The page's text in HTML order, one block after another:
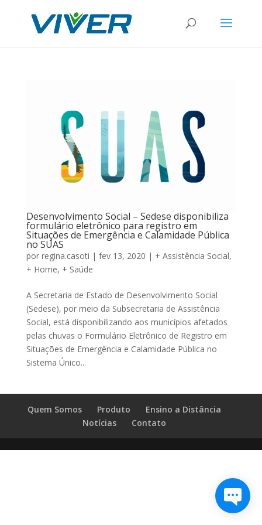
Desenvolvimento Social – Sedese disponibiliza
formulário eletrônico para registro em
Situações de Emergência e Calamidade Pública
no SUAS
por regina.casoti | fev 13, 2020 | + Assistência Social,
+ Home, + Saúde
A Secretaria de Estado de Desenvolvimento Social
(Sedese), por meio da Subsecretaria de Assistência
Social, está disponibilizando aos municípios afetados
pelas chuvas o Formulário Eletrônico de Registro em
Situações de Emergência e Calamidade Pública no
Sistema Único...
Quem Somos Produto
Ensino a Distância
Notícias
Contato